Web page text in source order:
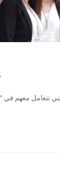
تتعامل معهم في